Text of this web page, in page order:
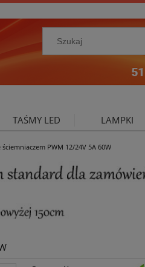
TAŚMY LED LAMPKI
PWM 12/24V 5A 60W